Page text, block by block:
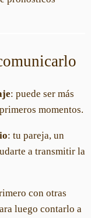
: puede ser más
momentos.
: tu pareja, un
a transmitir la
con otras
luego contarlo a